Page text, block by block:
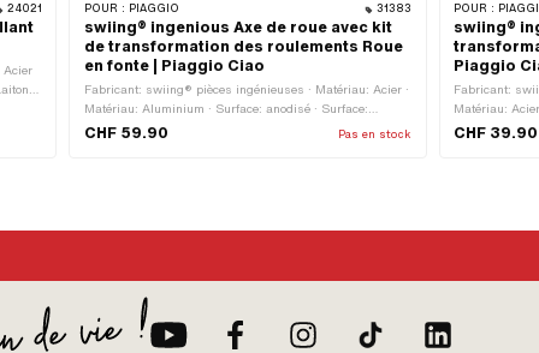
24021
Acier
·
Ø
POUR : PIAGGIO 31383
swiing® ingenious Axe de roue avec kit
de transformation des roulements Roue
en fonte | Piaggio Ciao
Fabricant: swiing® pièces ingénieuses · Matériau: Acier ·
Matériau: Aluminium · Surface: anodisé · Surface:
galvanisé bleu · Diamètre: 15 mm · Ø intérieur: 11.25 mm
CHF 59.90 Pas en stock
POUR :
swiing®
Piaggio
Fabricant:
Matériau:
Surface:
CHF 39.90